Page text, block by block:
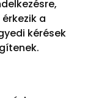
a
kérések